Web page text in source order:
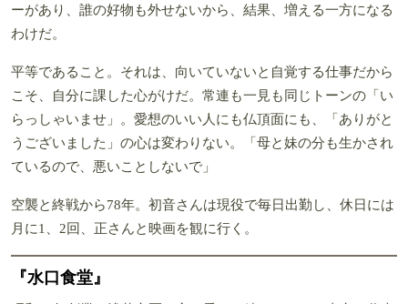
ーがあり、誰の好物も外せないから、結果、増える一方になる
わけだ。
平等であること。それは、向いていないと自覚する仕事だから
こそ、自分に課した心がけだ。常連も一見も同じトーンの「い
らっしゃいませ」。愛想のいい人にも仏頂面にも、「ありがと
うございました」の心は変わりない。「母と妹の分も生かされ
ているので、悪いことしないで」
空襲と終戦から78年。初音さんは現役で毎日出勤し、休日には
月に1、2回、正さんと映画を観に行く。
『水口食堂』